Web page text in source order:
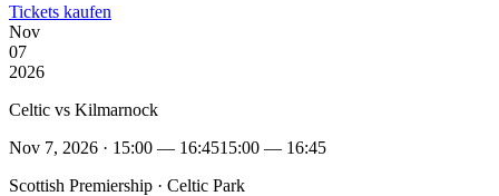
Tickets kaufen
Nov
07
2026
Celtic vs Kilmarnock
Nov 7, 2026 · 15:00 — 16:4515:00 — 16:45
Scottish Premiership · Celtic Park